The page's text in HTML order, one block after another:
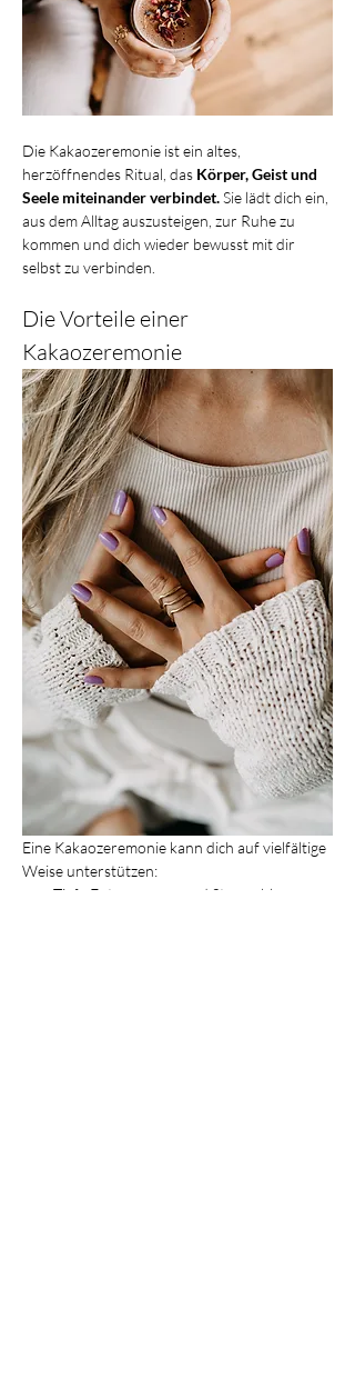
Die Kakaozeremonie ist ein altes,
herzöffnendes Ritual, das Körper, Geist und
Seele miteinander verbindet. Sie lädt dich ein,
aus dem Alltag auszusteigen, zur Ruhe zu
kommen und dich wieder bewusst mit dir
selbst zu verbinden.
Die Vorteile einer
Kakaozeremonie
Eine Kakaozeremonie kann dich auf vielfältige
Weise unterstützen:
Tiefe Entspannung und Stressabbau